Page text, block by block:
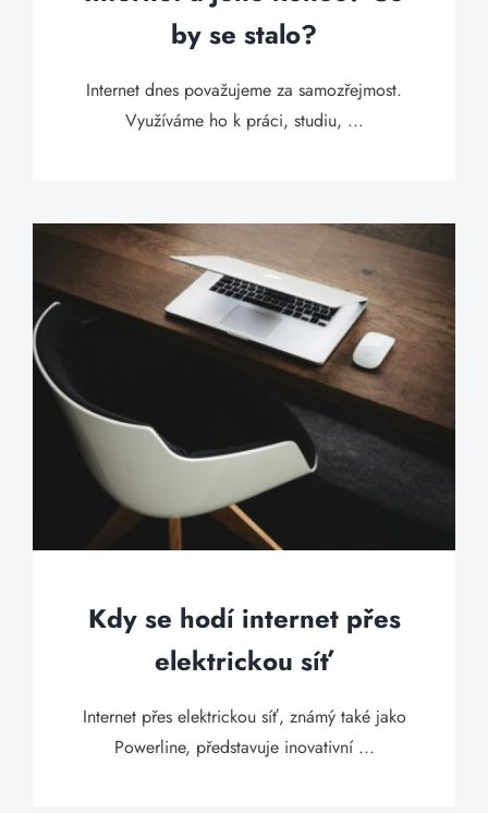
by se stalo?
Internet dnes považujeme za samozřejmost.
Využíváme ho k práci, studiu, ...
Kdy se hodí internet přes
elektrickou síť
Internet přes elektrickou síť, známý také jako
Powerline, představuje inovativní ...